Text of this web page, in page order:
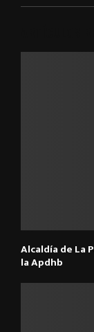
Alcaldía de La
la Apdhb